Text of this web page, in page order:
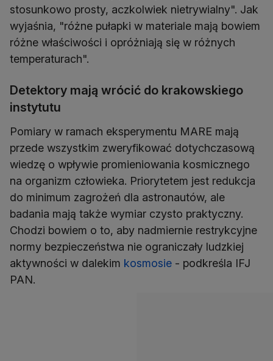
stosunkowo prosty, aczkolwiek nietrywialny". Jak
wyjaśnia, "różne pułapki w materiale mają bowiem
różne właściwości i opróżniają się w różnych
temperaturach".
Detektory mają wrócić do krakowskiego
instytutu
Pomiary w ramach eksperymentu MARE mają
przede wszystkim zweryfikować dotychczasową
wiedzę o wpływie promieniowania kosmicznego
na organizm człowieka. Priorytetem jest redukcja
do minimum zagrożeń dla astronautów, ale
badania mają także wymiar czysto praktyczny.
Chodzi bowiem o to, aby nadmiernie restrykcyjne
normy bezpieczeństwa nie ograniczały ludzkiej
aktywności w dalekim kosmosie - podkreśla IFJ
PAN.